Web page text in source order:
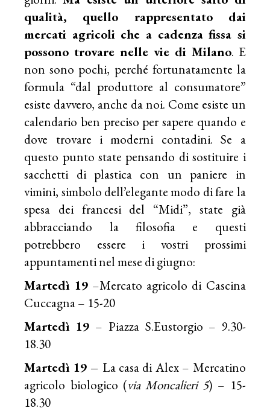
qualità, quello rappresentato dai
mercati agricoli che a cadenza fissa si
possono trovare nelle vie di Milano. E
non sono pochi, perché fortunatamente la
formula “dal produttore al consumatore”
esiste davvero, anche da noi. Come esiste un
calendario ben preciso per sapere quando e
dove trovare i moderni contadini. Se a
questo punto state pensando di sostituire i
sacchetti di plastica con un paniere in
vimini, simbolo dell’elegante modo di fare la
spesa dei francesi del “Midi”, state già
abbracciando la filosofia e questi
potrebbero essere i vostri prossimi
appuntamenti nel mese di giugno:
Martedì 19–Mercato agricolo di Cascina
Cuccagna– 15-20
Martedì 19 – Piazza S.Eustorgio – 9.30-
18.30
Martedì 19 – La casa di Alex – Mercatino
agricolo biologico (via Moncalieri 5) – 15-
18.30